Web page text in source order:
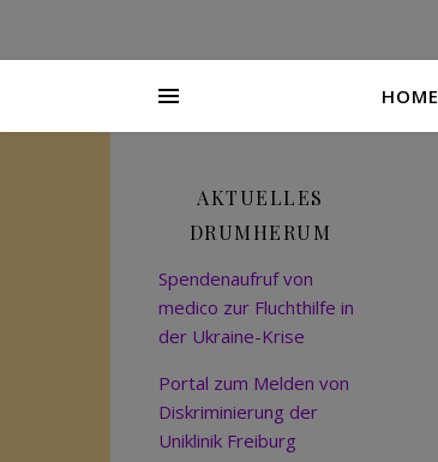
HOME
AKTUELLES
DRUMHERUM
Spendenaufruf von
medico zur Fluchthilfe in
der Ukraine-Krise
Portal zum Melden von
Diskriminierung der
Uniklinik Freiburg